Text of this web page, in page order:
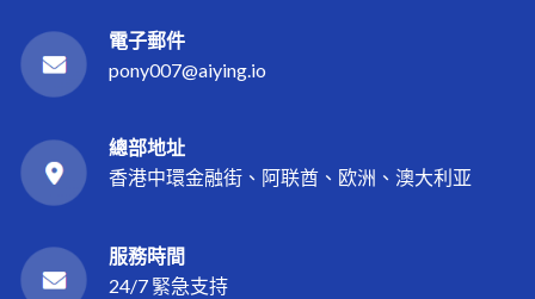
電子郵件
pony007@aiying.io
總部地址
香港中環金融街、阿联酋、欧洲、澳大利亚
服務時間
24/7 緊急支持